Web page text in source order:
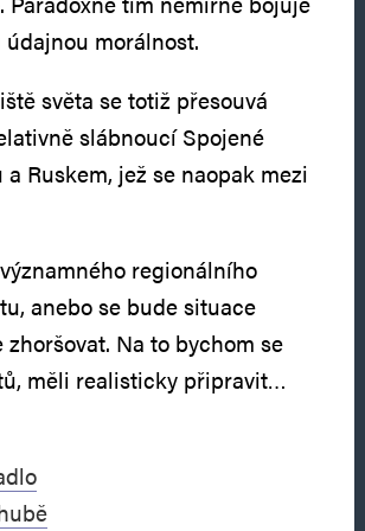
morálnost.
světa se totiž přesouvá
slábnoucí Spojené
Ruskem, jež se naopak mezi
regionálního
anebo se bude situace
Na to bychom se
měli realisticky připravit…